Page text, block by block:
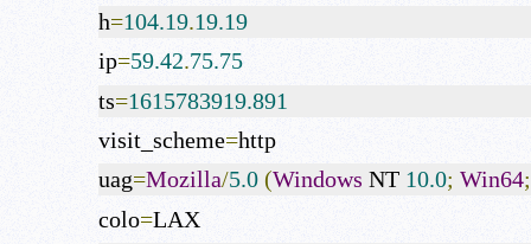
h=104.19.19.19
ip=59.42.75.75
ts=1615783919.891
visit_scheme=http
uag=Mozilla/5.0 (Windows NT 10.0; Win64;
colo=LAX